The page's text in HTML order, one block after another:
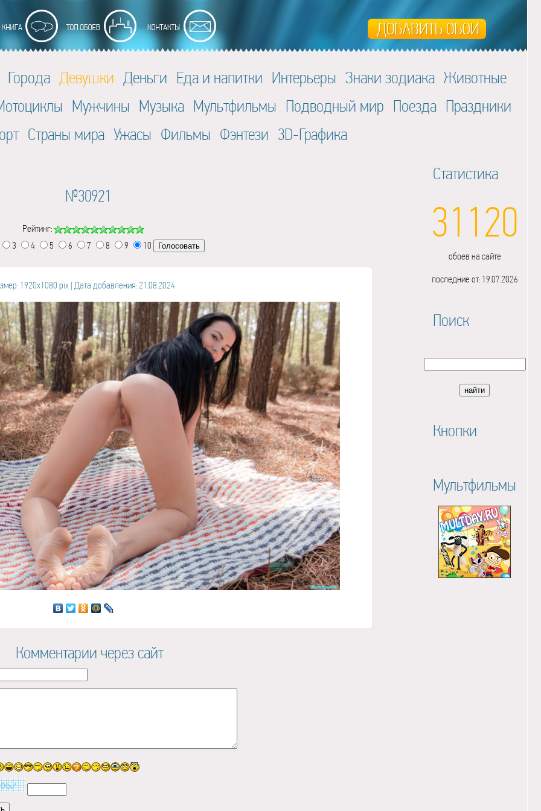
Города Девушки Деньги Еда и напитки Интерьеры Знаки зодиака Животные
Мужчины Музыка Мультфильмы Подводный мир Поезда Праздники
Страны мира Ужасы Фильмы Фэнтези 3D-Графика
№30921
Рейтинг:
3
4 5 6 7 8 9 10
1920x1080 pix | Дата добавления: 21.08.2024
Комментарии через сайт
Статистика
31120
обоев на сайте
последние от: 19.07.2026
Поиск
Кнопки
Мультфильмы